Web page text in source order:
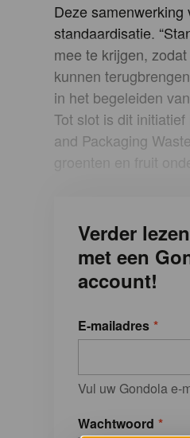
Deze
standaardisatie.
mee te krijgen,
kunnen
in het begeleiden
Tot slot is dit
and Packaging
groenten en fruit
Verder
met een
account!
E-mailadres
Vul uw Gondola e-
Wachtwoord